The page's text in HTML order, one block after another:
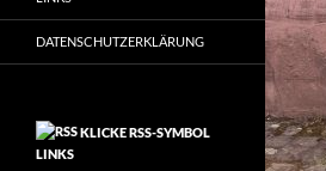
DATENSCHUTZERKLÄRUNG
KLICKE RSS-SYMBOL
LINKS